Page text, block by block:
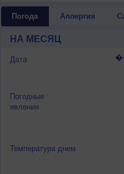
Погода Аллергия
НА МЕСЯЦ
Дата
Погодные
явления
Температура днем